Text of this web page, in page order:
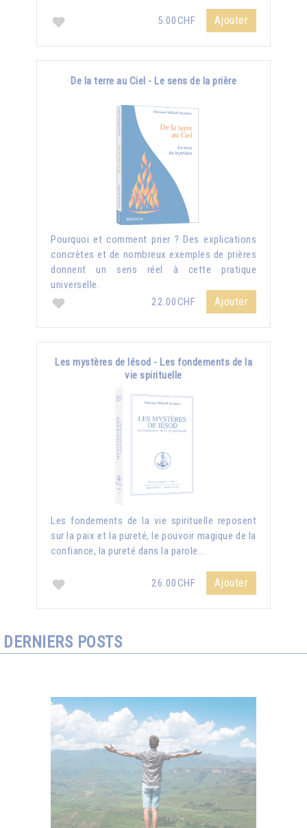
5.00CHF Ajouter
De la terre au Ciel - Le sens de la prière
Pourquoi et comment prier ? Des explications
concrètes et de nombreux exemples de prières
donnent un sens réel à cette pratique
universelle.
22.00CHF
Ajouter
Les mystères de Iésod - Les fondements de la
vie spirituelle
Les fondements de la vie spirituelle reposent
sur la paix et la pureté, le pouvoir magique de la
confiance, la pureté dans la parole...
26.00CHF Ajouter
DERNIERS POSTS